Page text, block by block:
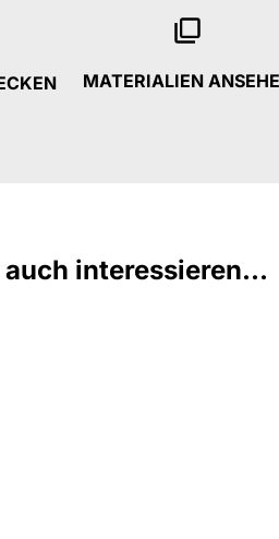
MATERIALIEN
interessieren...